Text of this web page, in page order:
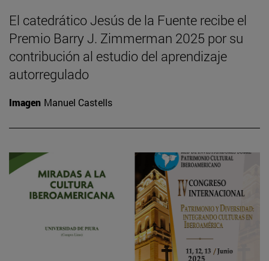
El catedrático Jesús de la Fuente recibe el
Premio Barry J. Zimmerman 2025 por su
contribución al estudio del aprendizaje
autorregulado
Imagen Manuel Castells